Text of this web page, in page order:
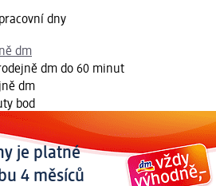
dny
dm
dm do 60 minut
dm
bod
je platné
4 měsíců